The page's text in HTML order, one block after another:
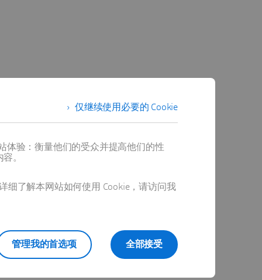
仅继续使用必要的 Cookie
体验：衡量他们的受众并提高他们的性
。
细了解本网站如何使用 Cookie，请访问我
全部接受
管理我的首选项